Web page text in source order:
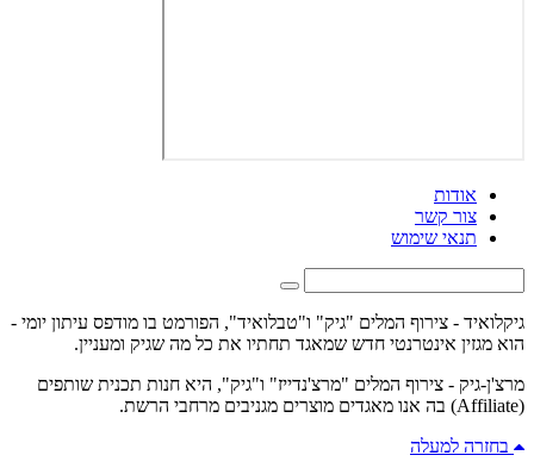
אודות
צור קשר
תנאי שימוש
גיקלואיד - צירוף המלים "גיק" ו"טבלואיד", הפורמט בו מודפס עיתון יומי -
הוא מגזין אינטרנטי חדש שמאגד תחתיו את כל מה שגיק ומעניין.
מרצ'ן-גיק - צירוף המלים "מרצ'נדייז" ו"גיק", היא חנות תכנית שותפים
(Affiliate) בה אנו מאגדים מוצרים מגניבים מרחבי הרשת.
בחזרה למעלה